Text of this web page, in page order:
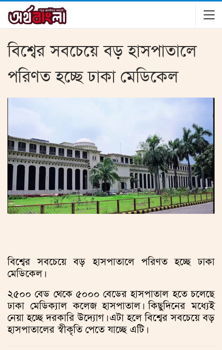
বিশ্বের সবচেয়ে বড় হাসপাতালে
পরিণত হচ্ছে ঢাকা মেডিকেল
বিশ্বের সবচেয়ে বড় হাসপাতালে পরিণত হচ্ছে ঢাকা
মেডিকেল।
২৫০০ বেড থেকে ৫০০০ বেডের হাসপাতাল হতে চলেছে
ঢাকা মেডিক্যাল কলেজ হাসপাতাল। কিছুদিনের মধ্যেই
নেয়া হচ্ছে দরকারি উদ্যোগ। এটা হলে বিশ্বের সবচেয়ে বড়
হাসপাতালের স্বীকৃতি পেতে যাচ্ছে এটি।